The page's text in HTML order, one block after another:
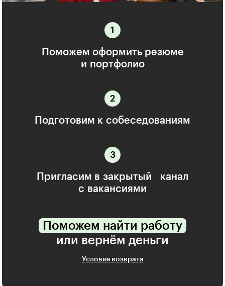
Поможем оформить резюме
и портфолио
Подготовим к собеседованиям
Пригласим в закрытый канал
с вакансиями
Поможем найти работу
или вернём деньги
Условия возврата